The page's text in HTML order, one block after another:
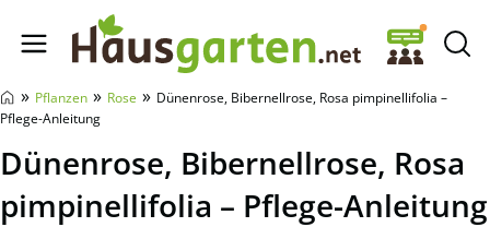
Hausgarten.net
» Pflanzen » Rose » Dünenrose, Bibernellrose, Rosa pimpinellifolia –
Pflege-Anleitung
Dünenrose, Bibernellrose, Rosa
pimpinellifolia – Pflege-Anleitung